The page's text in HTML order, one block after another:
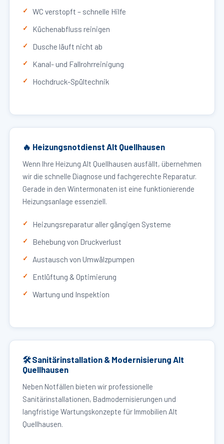
WC verstopft – schnelle Hilfe
Küchenabfluss reinigen
Dusche läuft nicht ab
Kanal- und Fallrohrreinigung
Hochdruck-Spültechnik
🔥 Heizungsnotdienst Alt Quellhausen
Wenn Ihre Heizung Alt Quellhausen ausfällt, übernehmen
wir die schnelle Diagnose und fachgerechte Reparatur.
Gerade in den Wintermonaten ist eine funktionierende
Heizungsanlage essenziell.
Heizungsreparatur aller gängigen Systeme
Behebung von Druckverlust
Austausch von Umwälzpumpen
Entlüftung & Optimierung
Wartung und Inspektion
🛠 Sanitärinstallation & Modernisierung Alt
Quellhausen
Neben Notfällen bieten wir professionelle
Sanitärinstallationen, Badmodernisierungen und
langfristige Wartungskonzepte für Immobilien Alt
Quellhausen.